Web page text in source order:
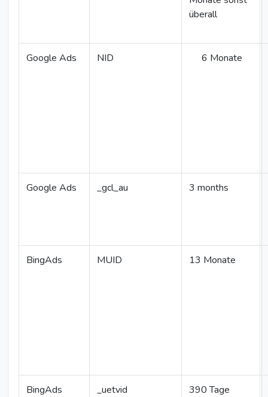
überall
Google Ads NID 6 Monate
Google Ads _gcl_au 3 months
BingAds MUID 13 Monate
BingAds _uetvid 390 Tage